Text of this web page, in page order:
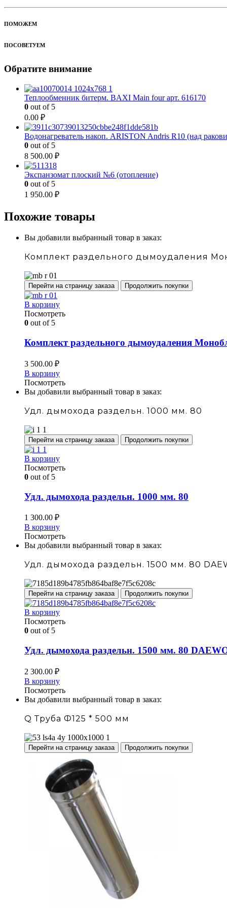
ПОМОЖЕМ
ПОСОВЕТУЕМ
Обратите внимание
Теплообменник битерм. BAXI Main four арт. 616170
0 out of 5
0.00 ₽
Водонагреватель накоп. ARISTON Andris R10 (над
0 out of 5
8 500.00 ₽
Экспанзомат плоский №6 (отопление)
0 out of 5
1 950.00 ₽
Похожие товары
Вы добавили выбранный товар в заказ:
Комплект раздельного дымоудаления
Перейти на страницу заказа Продолжить покупки
В корзину
Посмотреть
0 out of 5
Комплект раздельного дымоудаления
3 500.00 ₽
В корзину
Посмотреть
Вы добавили выбранный товар в заказ:
Удл. дымохода раздельн. 1000 мм. 80
Перейти на страницу заказа Продолжить покупки
В корзину
Посмотреть
0 out of 5
Удл. дымохода раздельн. 1000 мм. 80
1 300.00 ₽
В корзину
Посмотреть
Вы добавили выбранный товар в заказ:
Удл. дымохода раздельн. 1500 мм. 80
Перейти на страницу заказа Продолжить покупки
В корзину
Посмотреть
0 out of 5
Удл. дымохода раздельн. 1500 мм. 80
2 300.00 ₽
В корзину
Посмотреть
Вы добавили выбранный товар в заказ:
Q Труба Ф125 * 500 мм
Перейти на страницу заказа Продолжить покупки